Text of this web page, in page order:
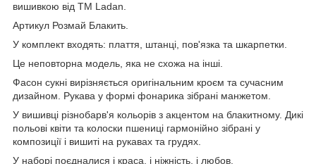
вишивкою від ТМ Ladan.
Артикул Розмай Блакить.
У комплект входять: плаття, штанці, пов'язка та шкарпетки.
Це неповторна модель, яка не схожа на інші.
Фасон сукні вирізняється оригінальним кроєм та сучасним
дизайном. Рукава у формі фонарика зібрані манжетом.
У вишивці різнобарв'я кольорів з акцентом на блакитному. Дикі
польові квіти та колоски пшениці гармонійно зібрані у
композиції і вишиті на рукавах та грудях.
У наборі поєдналися і краса, і ніжність, і любов.